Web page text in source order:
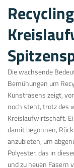
Die wachsende
Bemühungen um
Kunstrasens zeigt,
noch steht, trotz des
Kreislaufwirtschaft.
damit begonnen,
anzubieten, um
Polyester, das in
und zu neuen Fasern